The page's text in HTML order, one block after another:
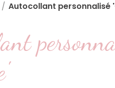
Autocollant